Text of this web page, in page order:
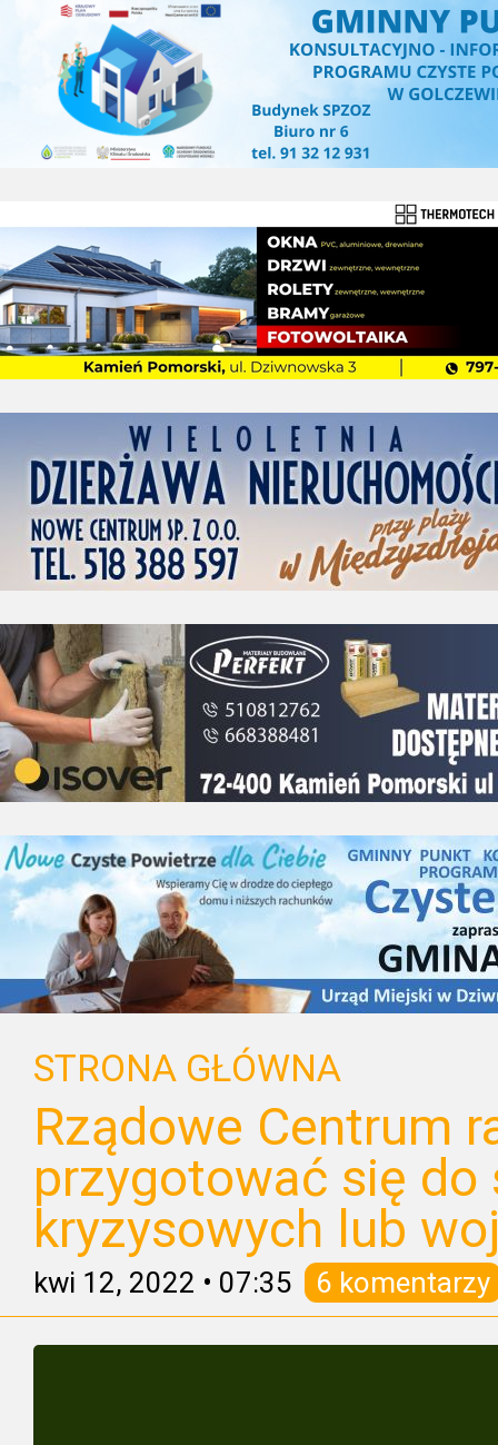
STRONA GŁÓWNA
Rządowe Centrum
przygotować się do
kryzysowych lub
kwi 12, 2022 • 07:35 6 komentarzy